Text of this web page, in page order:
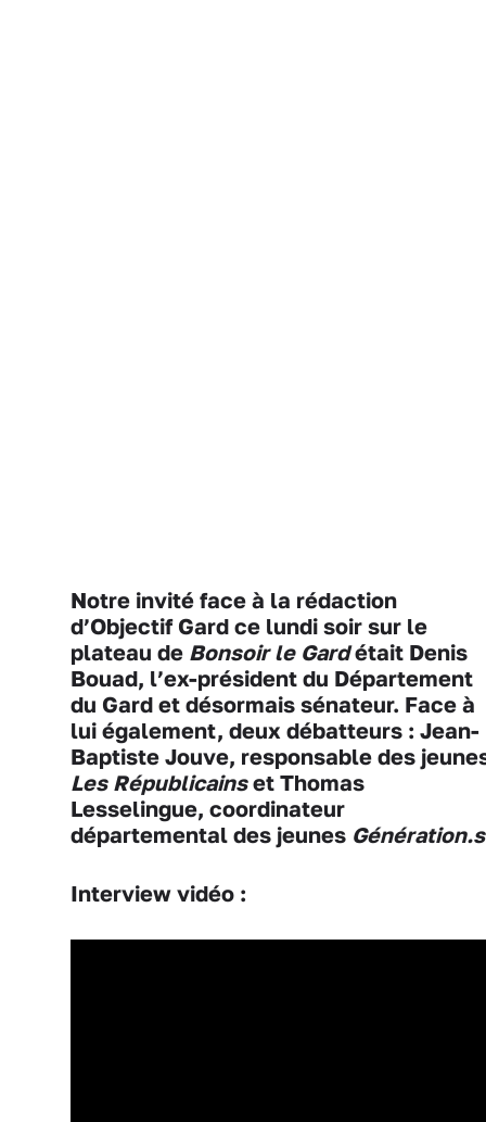
Notre invité face à la rédaction
d’Objectif Gard ce lundi soir sur le
plateau de Bonsoir le Gardétait Denis
Bouad, l’ex-président du Département
du Gard et désormais sénateur. Face à
lui également, deux débatteurs : Jean-
Baptiste Jouve, responsable des
Les Républicainset Thomas
Lesselingue, coordinateur
départemental des jeunes Génération.s
Interview vidéo :